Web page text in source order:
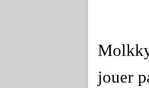
jouer